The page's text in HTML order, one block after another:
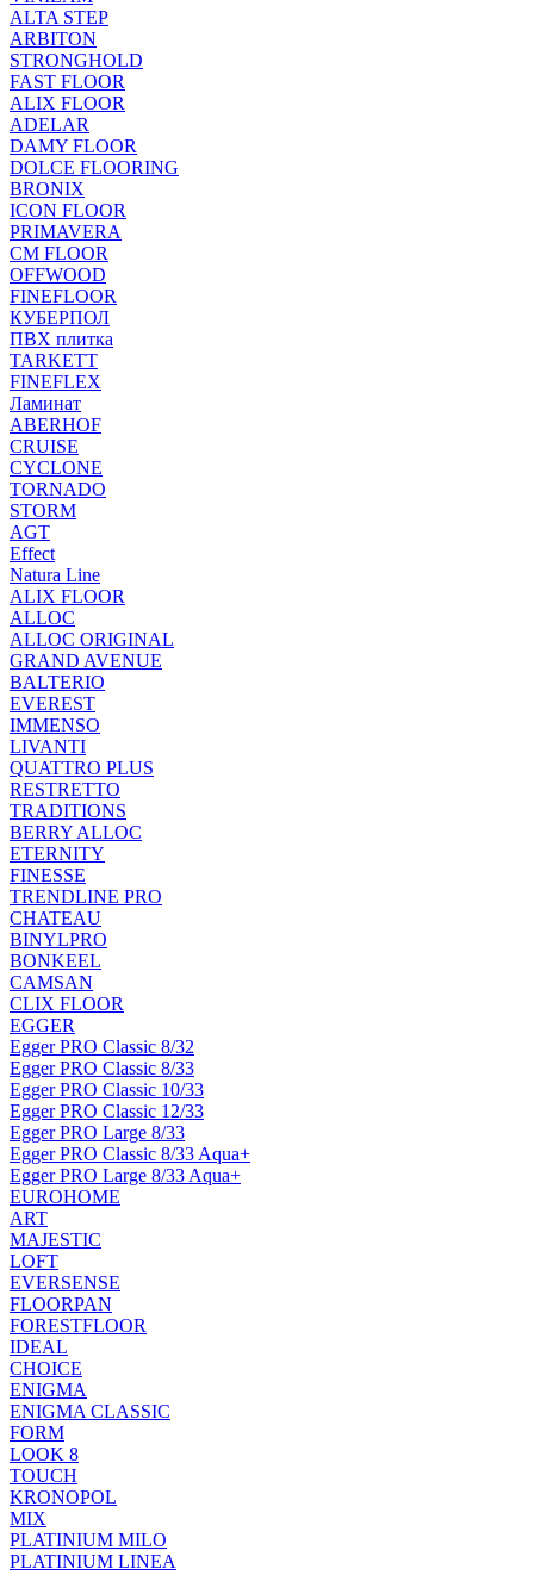
ALTA STEP
ARBITON
STRONGHOLD
FAST FLOOR
ALIX FLOOR
ADELAR
DAMY FLOOR
DOLCE FLOORING
BRONIX
ICON FLOOR
PRIMAVERA
CM FLOOR
OFFWOOD
FINEFLOOR
КУБЕРПОЛ
ПВХ плитка
TARKETT
FINEFLEX
Ламинат
ABERHOF
CRUISE
CYCLONE
TORNADO
STORM
AGT
Effect
Natura Line
ALIX FLOOR
ALLOC
ALLOC ORIGINAL
GRAND AVENUE
BALTERIO
EVEREST
IMMENSO
LIVANTI
QUATTRO PLUS
RESTRETTO
TRADITIONS
BERRY ALLOC
ETERNITY
FINESSE
TRENDLINE PRO
CHATEAU
BINYLPRO
BONKEEL
CAMSAN
CLIX FLOOR
EGGER
Egger PRO Classic 8/32
Egger PRO Classic 8/33
Egger PRO Classic 10/33
Egger PRO Classic 12/33
Egger PRO Large 8/33
Egger PRO Classic 8/33 Aqua+
Egger PRO Large 8/33 Aqua+
EUROHOME
ART
MAJESTIC
LOFT
EVERSENSE
FLOORPAN
FORESTFLOOR
IDEAL
CHOICE
ENIGMA
ENIGMA CLASSIC
FORM
LOOK 8
TOUCH
KRONOPOL
MIX
PLATINIUM MILO
PLATINIUM LINEA